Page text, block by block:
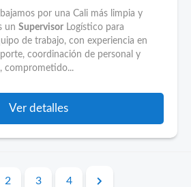
por una Cali más limpia y
un Supervisor Logístico para
de trabajo, con experiencia en
coordinación de personal y
comprometido...
Ver detalles
2 3 4